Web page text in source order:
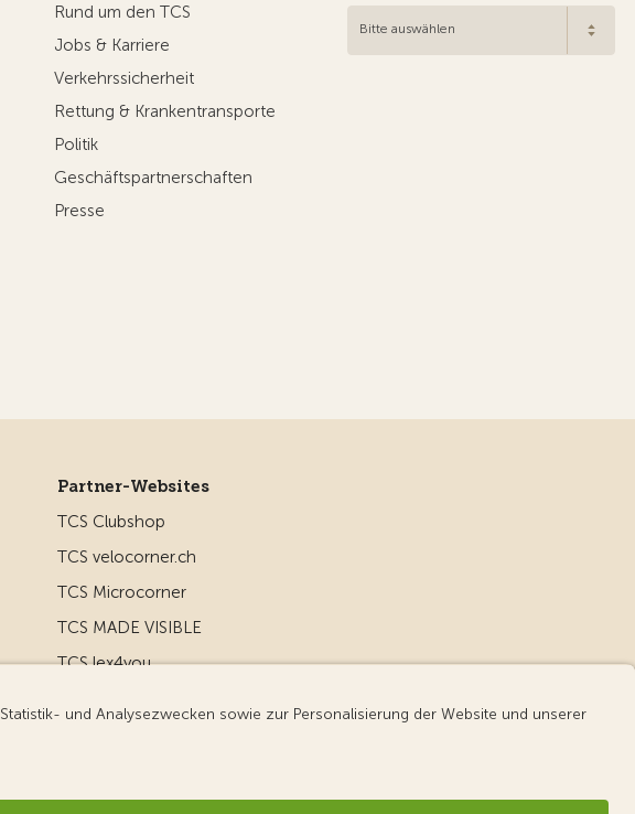
Rund um den TCS
Jobs & Karriere
Verkehrssicherheit
Rettung & Krankentransporte
Politik
Geschäftspartnerschaften
Presse
Bitte auswählen
Partner-Websites
TCS Clubshop
TCS velocorner.ch
TCS Microcorner
TCS MADE VISIBLE
TCS lex4you